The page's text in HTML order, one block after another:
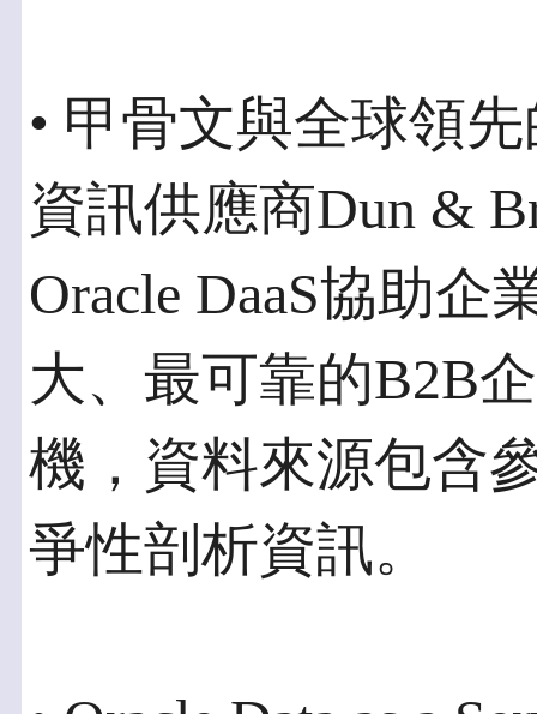
• 甲骨文與全球領
資訊供應商Dun &
Oracle DaaS協助
大、最可靠的B2B
機，資料來源包含
爭性剖析資訊。